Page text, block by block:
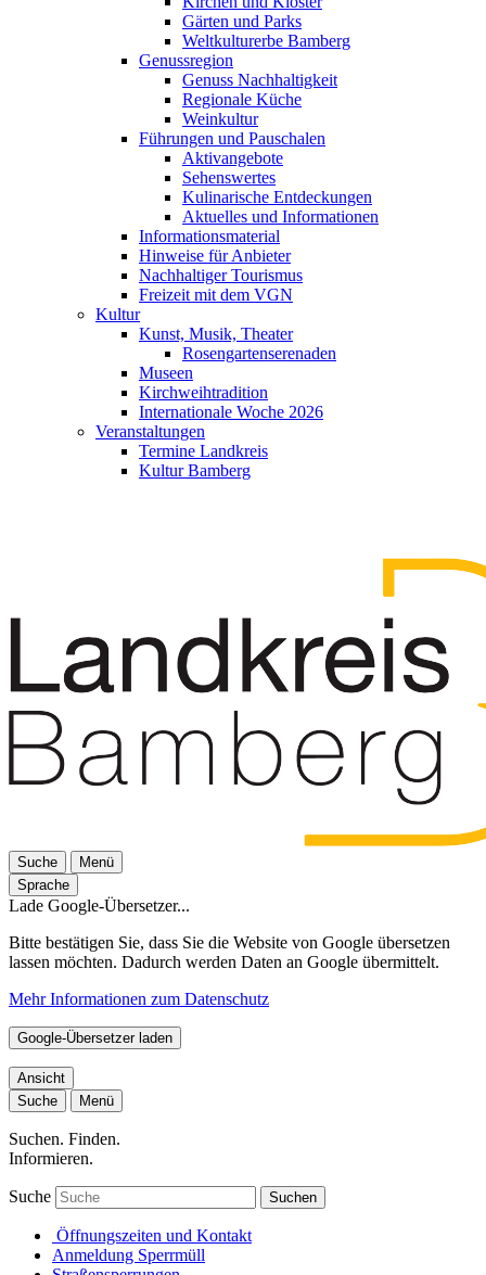
Gärten und Parks
Weltkulturerbe Bamberg
Genussregion
Genuss Nachhaltigkeit
Regionale Küche
Weinkultur
Führungen und Pauschalen
Aktivangebote
Sehenswertes
Kulinarische Entdeckungen
Aktuelles und Informationen
Informationsmaterial
Hinweise für Anbieter
Nachhaltiger Tourismus
Freizeit mit dem VGN
Kultur
Kunst, Musik, Theater
Rosengartenserenaden
Museen
Kirchweihtradition
Internationale Woche 2026
Veranstaltungen
Termine Landkreis
Kultur Bamberg
Suche
Menü
Sprache
Lade Google-Übersetzer...
Bitte bestätigen Sie, dass Sie die Website von Google übersetzen
lassen möchten. Dadurch werden Daten an Google übermittelt.
Mehr Informationen zum Datenschutz
Google-Übersetzer laden
Ansicht
Suche
Menü
Suchen. Finden.
Informieren.
Suche Suchen
Öffnungszeiten und Kontakt
Anmeldung Sperrmüll